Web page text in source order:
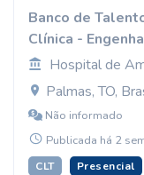
Banco de
Clínica -
Hospital de
Palmas, TO,
Não informado
Publicada há 2
CLT Presencial